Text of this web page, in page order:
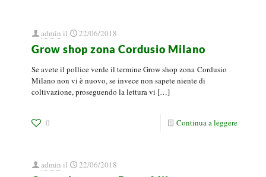
admin il 22/06/2018
Grow shop zona Cordusio Milano
Se avete il pollice verde il termine Grow shop zona Cordusio
Milano non vi è nuovo, se invece non sapete niente di
coltivazione, proseguendo la lettura vi […]
0 Continua a leggere
admin il 22/06/2018